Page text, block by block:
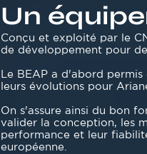
Un
Texte
Conçu et exploité par le
de développement pour
Le BEAP a d'abord
leurs évolutions pour
On s'assure ainsi du bon
valider la conception, les
performance et leur
européenne.